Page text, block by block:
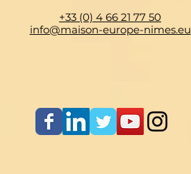
+33 (0) 4 66 21 77 50
info@maison-europe-nimes.eu